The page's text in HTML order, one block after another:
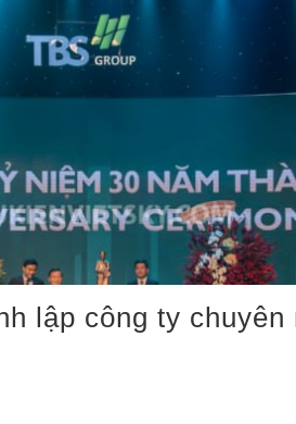
lập công ty chuyên